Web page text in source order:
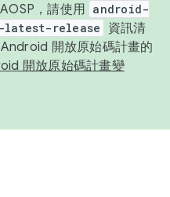
，請使用 android-
latest-release
資訊清
開放原始碼計畫的
開放原始碼計畫變